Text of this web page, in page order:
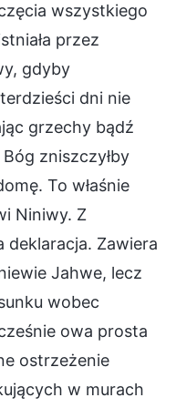
wszystkiego
przez
gdyby
dni nie
grzechy bądź
zniszczyłby
To właśnie
Niniwy. Z
deklaracja. Zawiera
Jahwe, lecz
wobec
owa prosta
ostrzeżenie
w murach